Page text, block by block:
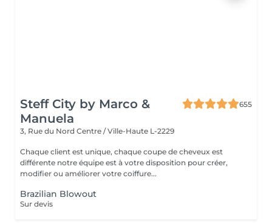
Steff City by Marco &
Manuela
655
3, Rue du Nord Centre / Ville-Haute L-2229
Chaque client est unique, chaque coupe de cheveux est
différente notre équipe est à votre disposition pour créer,
modifier ou améliorer votre coiffure...
Brazilian Blowout
Sur devis